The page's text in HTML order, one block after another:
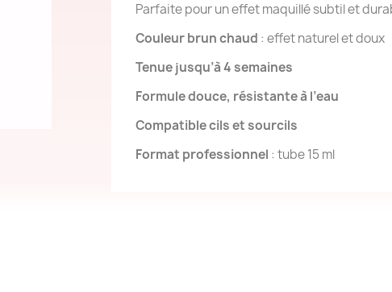
Parfaite pour un effet maquillé subtil et
Couleur brun chaud : effet naturel et doux
Tenue jusqu’à 4 semaines
Formule douce, résistante à l’eau
Compatible cils et sourcils
Format professionnel : tube 15 ml